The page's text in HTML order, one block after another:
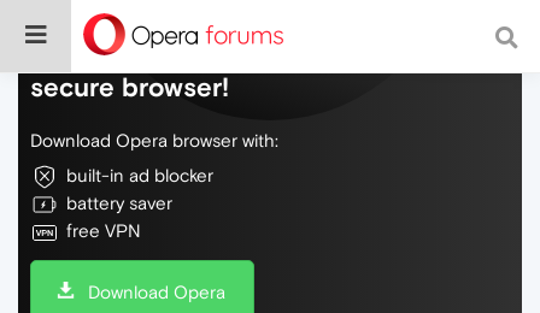
Do more on the web, with a fast and
secure browser!
Download Opera browser with:
built-in ad blocker
battery saver
free VPN
Download Opera